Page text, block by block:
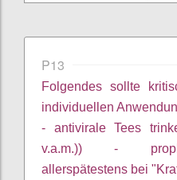
P13
Folgendes sollte
individuellen
- antivirale Tees
v.a.m.)) -
allerspätestens bei